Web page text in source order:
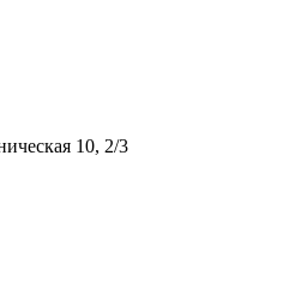
10, 2/3